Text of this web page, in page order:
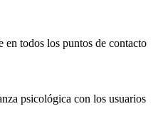
en todos los puntos de contacto
psicológica con los usuarios